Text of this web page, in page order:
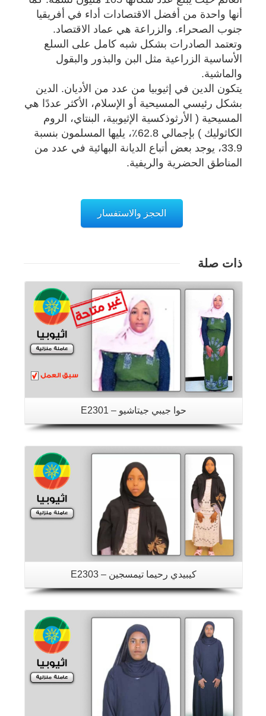
أنها واحدة من أفضل الاقتصادات أداء في أفريقيا
جنوب الصحراء. والزراعة هي عماد الاقتصاد.
وتعتمد الصادرات بشكل شبه كامل على السلع
الأساسية الزراعية مثل البن والبذور والبقول
والماشية.
يتكون الدين في إثيوبيا من عدد من الأديان. الدين
بشكل رئيسي المسيحية أو الإسلام، الأكثر عددًا هي
المسيحية ( الأرثوذكسية الإثيوبية، البنتاي، الروم
الكاثوليك ) بإجمالي 62.8٪، يليها المسلمون بنسبة
33.9، يوجد بعض أتباع الديانة البهائية في عدد من
المناطق الحضرية والريفية.
الحجز والاستفسار
ذات صلة
حوا جيبي جيتاشيو – E2301
كيبيدي رحيما تيمسجين – E2303